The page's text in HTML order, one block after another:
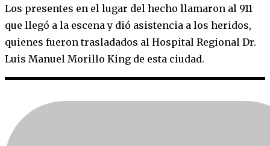
Los presentes en el lugar del hecho llamaron al 911
que llegó a la escena y dió asistencia a los heridos,
quienes fueron trasladados al Hospital Regional Dr.
Luis Manuel Morillo King de esta ciudad.